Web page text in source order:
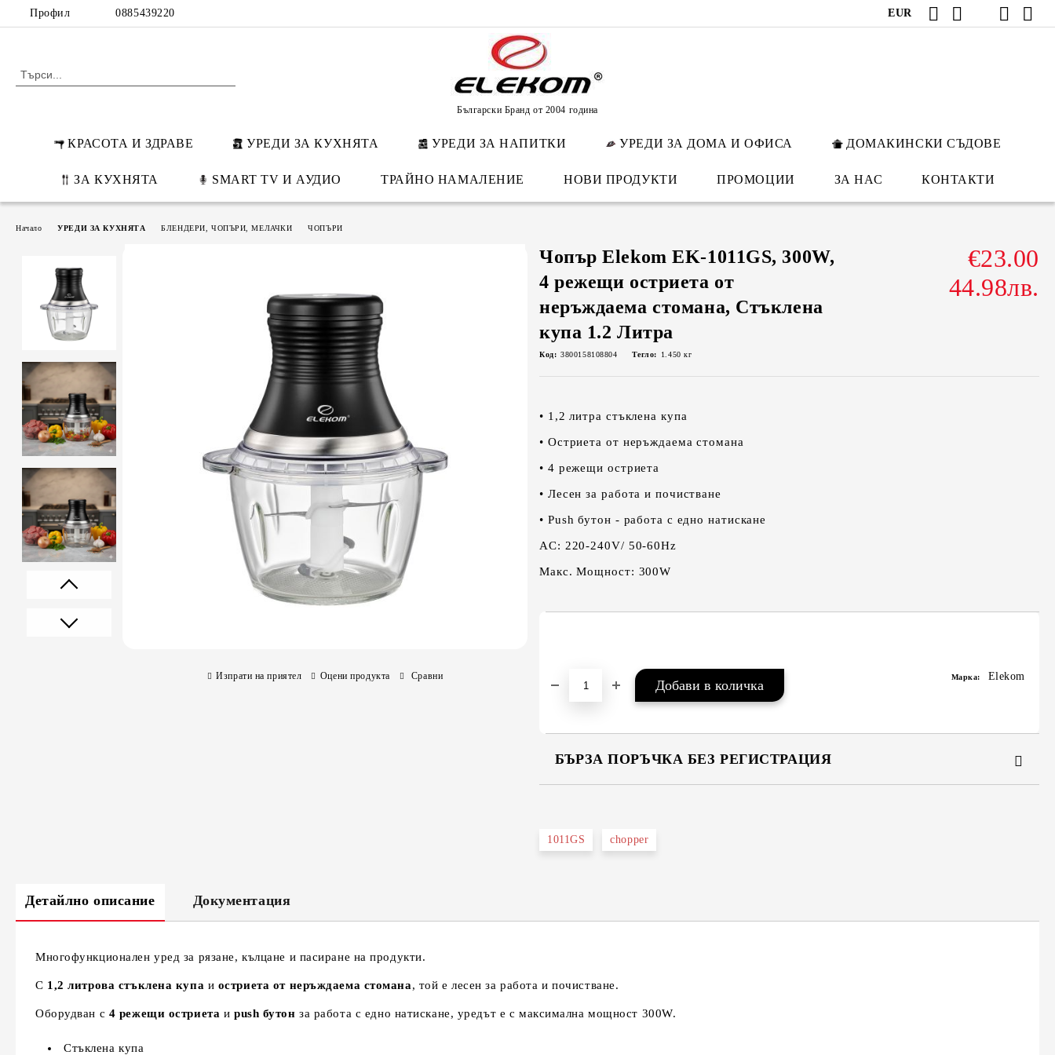
Профил 0885439220 EUR
Български Бранд от 2004 година
КРАСОТА И ЗДРАВЕ УРЕДИ ЗА КУХНЯТА УРЕДИ ЗА НАПИТКИ УРЕДИ ЗА ДОМА И ОФИСА ДОМАКИНСКИ СЪДОВЕ
ЗА КУХНЯТА SMART TV И АУДИО ТРАЙНО НАМАЛЕНИЕ НОВИ ПРОДУКТИ ПРОМОЦИИ ЗА НАС КОНТАКТИ
Начало УРЕДИ ЗА КУХНЯТА БЛЕНДЕРИ, ЧОПЪРИ, МЕЛАЧКИ ЧОПЪРИ
Чопър Elekom EK-1011GS, 300W,
4 режещи остриета от
неръждаема стомана, Стъклена
купа 1.2 Литра
€23.00
44.98лв.
Код: 3800158108804 Тегло: 1.450 кг
• 1,2 литра стъклена купа
• Остриета от неръждаема стомана
• 4 режещи остриета
• Лесен за работа и почистване
• Push бутон - работа с едно натискане
AC: 220-240V/ 50-60Hz
Макс. Мощност: 300W
Марка: Elekom
БЪРЗА ПОРЪЧКА БЕЗ РЕГИСТРАЦИЯ
Съгласен съм с
1011GS chopper
Изпрати на приятел Оцени продукта Сравни
Детайлно описание Документация
Многофункционален уред за рязане, кълцане и пасиране на продукти.
С 1,2 литрова стъклена купа и остриета от неръждаема стомана, той е лесен за работа и почистване.
Оборудван с 4 режещи остриета и push бутон за работа с едно натискане, уредът е с максимална мощност 300W.
Стъклена купа